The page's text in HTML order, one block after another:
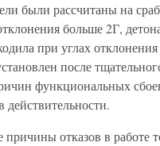
были рассчитаны на
больше 2Г,
при углах
после
функциональных
причины отказов в работе